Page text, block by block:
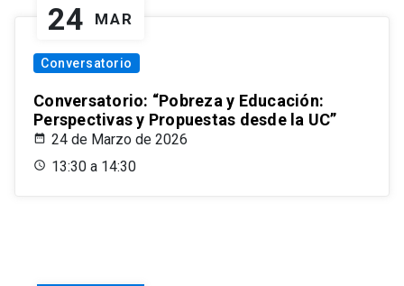
24 MAR
Conversatorio
Conversatorio: “Pobreza y Educación:
Perspectivas y Propuestas desde la UC”
24 de Marzo de 2026
13:30 a 14:30